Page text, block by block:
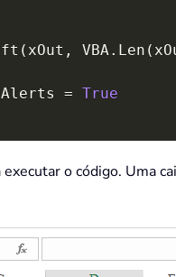
( xOut , VBA. Len (
= True
executar o código. Uma